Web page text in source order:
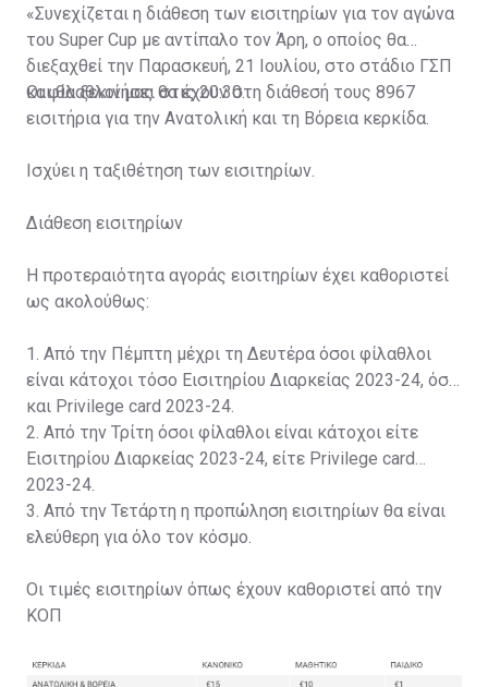
«Συνεχίζεται η διάθεση των εισιτηρίων για τον αγώνα
του Super Cup με αντίπαλο τον Άρη, ο οποίος θα
διεξαχθεί την Παρασκευή, 21 Ιουλίου, στο στάδιο ΓΣΠ
και θα ξεκινήσει στις 20:30.
Οι φίλαθλοί μας θα έχουν στη διάθεσή τους 8967
εισιτήρια για την Ανατολική και τη Βόρεια κερκίδα.
Ισχύει η ταξιθέτηση των εισιτηρίων.
Διάθεση εισιτηρίων
Η προτεραιότητα αγοράς εισιτηρίων έχει καθοριστεί
ως ακολούθως:
1. Από την Πέμπτη μέχρι τη Δευτέρα όσοι φίλαθλοι
είναι κάτοχοι τόσο Εισιτηρίου Διαρκείας 2023-24, όσο
και Privilege card 2023-24.
2. Από την Τρίτη όσοι φίλαθλοι είναι κάτοχοι είτε
Εισιτηρίου Διαρκείας 2023-24, είτε Privilege card
2023-24.
3. Από την Τετάρτη η προπώληση εισιτηρίων θα είναι
ελεύθερη για όλο τον κόσμο.
Οι τιμές εισιτηρίων όπως έχουν καθοριστεί από την
ΚΟΠ